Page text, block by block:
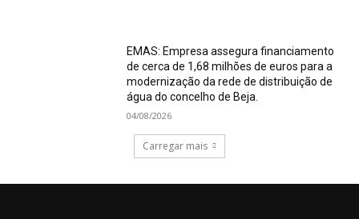
EMAS: Empresa assegura financiamento
de cerca de 1,68 milhões de euros para a
modernização da rede de distribuição de
água do concelho de Beja.
04/08/2026
Carregar mais